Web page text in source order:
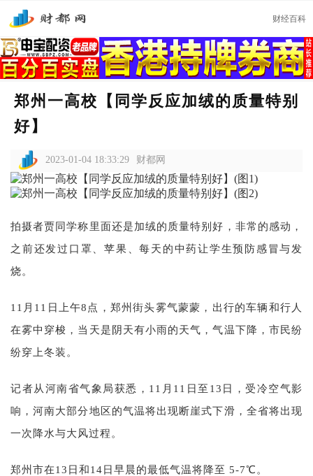
财经百科
郑州一高校【同学反应加绒的质量特别
好】
2023-01-04 18:33:29 财都网
拍摄者贾同学称里面还是加绒的质量特别好，非常的感动，
之前还发过口罩、苹果、每天的中药让学生预防感冒与发
烧。
11月11日上午8点，郑州街头雾气蒙蒙，出行的车辆和行人
在雾中穿梭，当天是阴天有小雨的天气，气温下降，市民纷
纷穿上冬装。
记者从河南省气象局获悉，11月11日至13日，受冷空气影
响，河南大部分地区的气温将出现断崖式下滑，全省将出现
一次降水与大风过程。
郑州市在13日和14日早晨的最低气温将降至 5-7℃。